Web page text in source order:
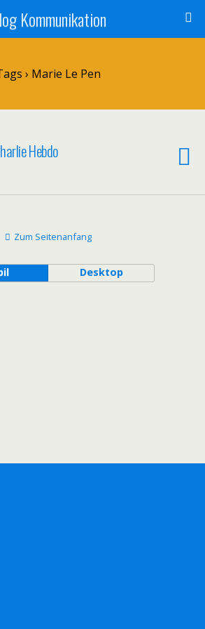
Kommunikation
› Marie Le Pen
Hebdo
Zum Seitenanfang
Desktop